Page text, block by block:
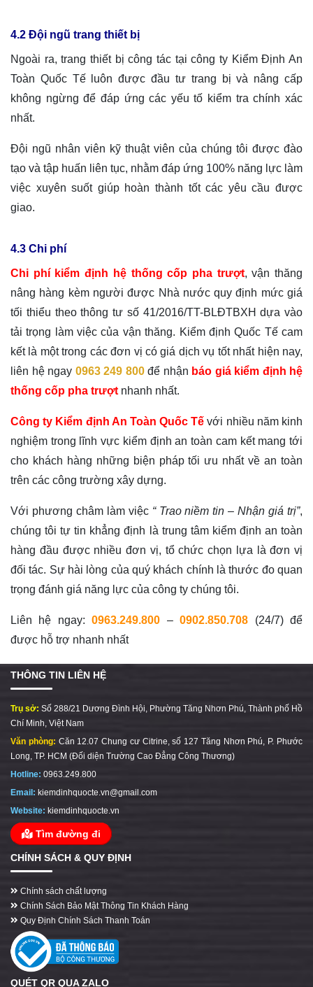
4.2 Đội ngũ trang thiết bị
Ngoài ra, trang thiết bị công tác tại công ty Kiểm Định An
Toàn Quốc Tế luôn được đầu tư trang bị và nâng cấp
không ngừng để đáp ứng các yếu tố kiểm tra chính xác
nhất.
Đội ngũ nhân viên kỹ thuật viên của chúng tôi được đào
tạo và tập huấn liên tục, nhằm đáp ứng 100% năng lực làm
việc xuyên suốt giúp hoàn thành tốt các yêu cầu được
giao.
4.3 Chi phí
Chi phí kiểm định hệ thống cốp pha trượt, vận thăng
nâng hàng kèm người được Nhà nước quy định mức giá
tối thiểu theo thông tư số 41/2016/TT-BLĐTBXH dựa vào
tải trọng làm việc của vận thăng. Kiểm định Quốc Tế cam
kết là một trong các đơn vị có giá dịch vụ tốt nhất hiện nay,
liên hệ ngay 0963 249 800để nhận báo giá kiểm định hệ
thống cốp pha trượt nhanh nhất.
Công ty Kiểm định An Toàn Quốc Tế với nhiều năm kinh
nghiệm trong lĩnh vực kiểm định an toàn cam kết mang tới
cho khách hàng những biện pháp tối ưu nhất về an toàn
trên các công trường xây dựng.
Với phương châm làm việc “ Trao niềm tin – Nhận giá trị”,
chúng tôi tự tin khẳng định là trung tâm kiểm định an toàn
hàng đầu được nhiều đơn vị, tổ chức chọn lựa là đơn vị
đối tác. Sự hài lòng của quý khách chính là thước đo quan
trọng đánh giá năng lực của công ty chúng tôi.
Liên hệ ngay:0963.249.800 –0902.850.708 (24/7) để
được hỗ trợ nhanh nhất
THÔNG TIN LIÊN HỆ
Trụ sở: Số 288/21 Dương Đình Hội, Phường Tăng Nhơn Phú, Thành phố Hồ
Chí Minh, Việt Nam
Văn phòng: Căn 12.07 Chung cư Citrine, số 127 Tăng Nhơn Phú, P. Phước
Long, TP. HCM (Đối diện Trường Cao Đẳng Công Thương)
Hotline: 0963.249.800
Email: kiemdinhquocte.vn@gmail.com
Website: kiemdinhquocte.vn
Tìm đường đi
CHÍNH SÁCH & QUY ĐỊNH
Chính sách chất lượng
Chính Sách Bảo Mật Thông Tin Khách Hàng
Quy Định Chính Sách Thanh Toán
QUÉT QR QUA ZALO